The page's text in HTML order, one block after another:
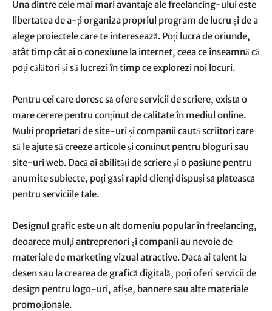
Una dintre cele mai mari avantaje ale freelancing-ului este
libertatea de a-ți organiza propriul program de lucru și de a
alege proiectele care te interesează. Poți lucra de oriunde,
atât timp cât ai o conexiune la internet, ceea ce înseamnă că
poți călători și să lucrezi în timp ce explorezi noi locuri.
Pentru cei care doresc să ofere servicii de scriere, există o
mare cerere pentru conținut de calitate în mediul online.
Mulți proprietari de site-uri și companii caută scriitori care
să le ajute să creeze articole și conținut pentru bloguri sau
site-uri web. Dacă ai abilități de scriere și o pasiune pentru
anumite subiecte, poți găsi rapid clienți dispuși să plătească
pentru serviciile tale.
Designul grafic este un alt domeniu popular în freelancing,
deoarece mulți antreprenori și companii au nevoie de
materiale de marketing vizual atractive. Dacă ai talent la
desen sau la crearea de grafică digitală, poți oferi servicii de
design pentru logo-uri, afișe, bannere sau alte materiale
promoționale.